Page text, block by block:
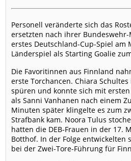
Personell veränderte sich das
ersetzten nach ihrer
erstes Deutschland-Cup-Spiel
Länderspiel als Starting Goalie
Die Favoritinnen aus Finnland
erste Torchancen. Chiara
spüren und konnte sich mit
als Sanni Vanhanen nach einem
Minuten später klingelte es zum
Strafbank kam. Noora Tulus
hatten die DEB-Frauen in der 17.
Botthof. In der Folge entwickelten
bei der Zwei-Tore-Führung für